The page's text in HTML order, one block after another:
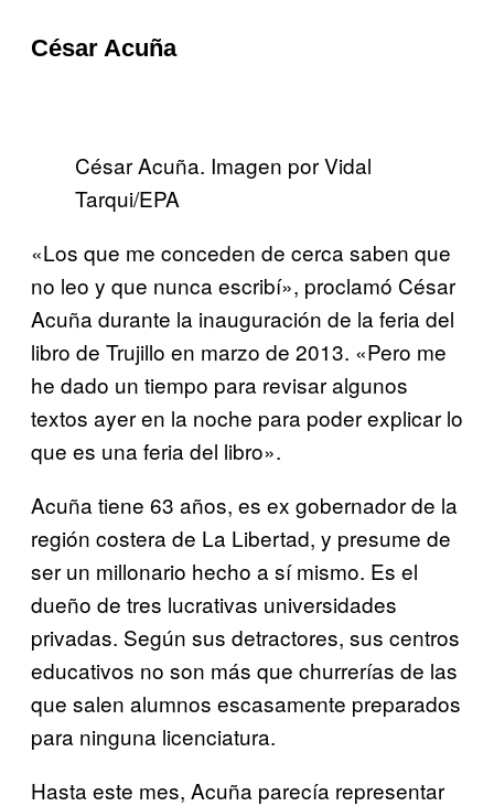
César Acuña
César Acuña. Imagen por Vidal
Tarqui/EPA
«Los que me conceden de cerca saben que
no leo y que nunca escribí», proclamó César
Acuña durante la inauguración de la feria del
libro de Trujillo en marzo de 2013. «Pero me
he dado un tiempo para revisar algunos
textos ayer en la noche para poder explicar lo
que es una feria del libro».
Acuña tiene 63 años, es ex gobernador de la
región costera de La Libertad, y presume de
ser un millonario hecho a sí mismo. Es el
dueño de tres lucrativas universidades
privadas. Según sus detractores, sus centros
educativos no son más que churrerías de las
que salen alumnos escasamente preparados
para ninguna licenciatura.
Hasta este mes, Acuña parecía representar